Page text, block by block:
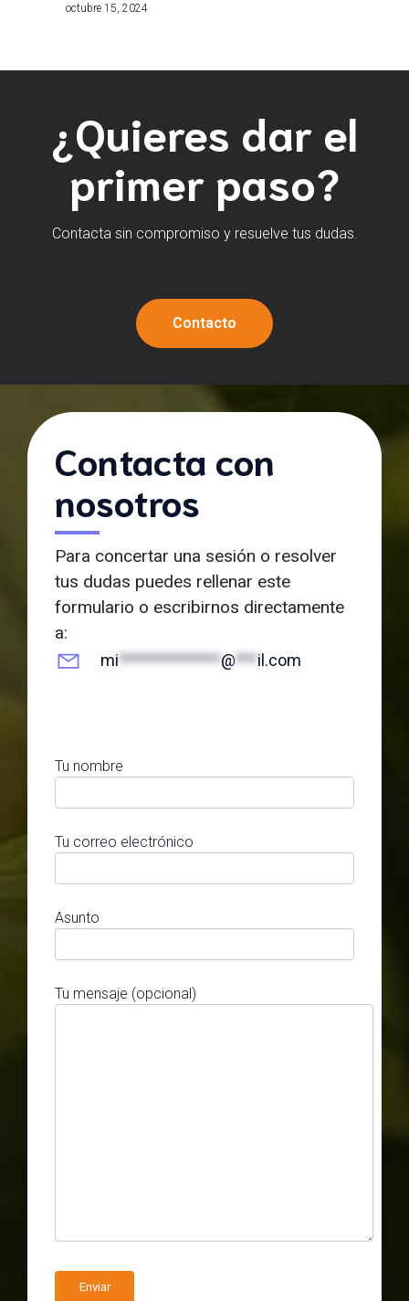
octubre 15, 2024
¿Quieres dar el
primer paso?
Contacta sin compromiso y resuelve tus dudas.
Contacto
Contacta con
nosotros
Para concertar una sesión o resolver
tus dudas puedes rellenar este
formulario o escribirnos directamente
a:
mi**************@***il.com
Tu nombre
Tu correo electrónico
Asunto
Tu mensaje (opcional)